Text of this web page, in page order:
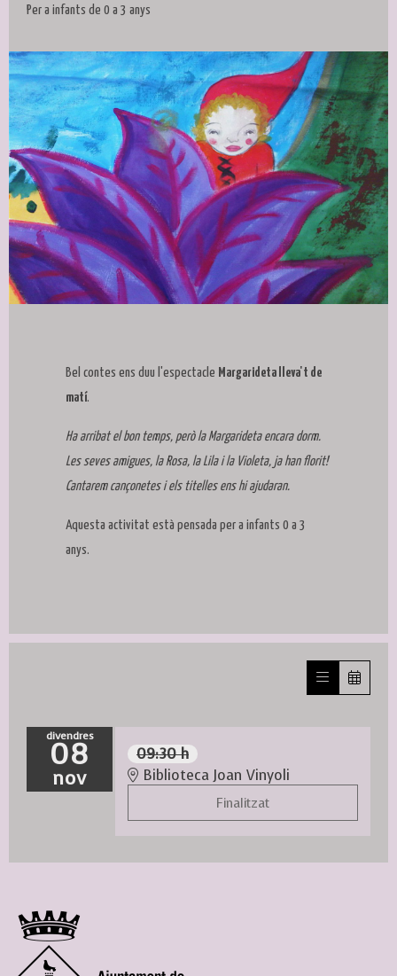
Per a infants de 0 a 3 anys
Bel contes ens duu l'espectacle Margarideta lleva't de
matí.
Ha arribat el bon temps, però la Margarideta encara dorm.
Les seves amigues, la Rosa, la Lila i la Violeta, ja han florit!
Cantarem cançonetes i els titelles ens hi ajudaran.
Aquesta activitat està pensada per a infants 0 a 3
anys.
divendres
08
nov
09:30 h
Biblioteca Joan Vinyoli
Finalitzat